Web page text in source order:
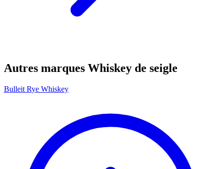
Autres marques Whiskey de seigle
Bulleit Rye Whiskey